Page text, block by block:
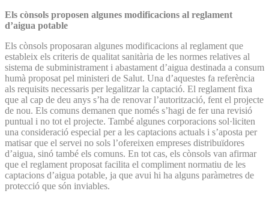
Els cònsols proposen algunes modificacions al reglament
d’aigua potable
Els cònsols proposaran algunes modificacions al reglament que
estableix els criteris de qualitat sanitària de les normes relatives al
sistema de subministrament i abastament d’aigua destinada a consum
humà proposat pel ministeri de Salut. Una d’aquestes fa referència
als requisits necessaris per legalitzar la captació. El reglament fixa
que al cap de deu anys s’ha de renovar l’autorització, fent el projecte
de nou. Els comuns demanen que només s’hagi de fer una revisió
puntual i no tot el projecte. També algunes corporacions sol·liciten
una consideració especial per a les captacions actuals i s’aposta per
matisar que el servei no sols l’ofereixen empreses distribuïdores
d’aigua, sinó també els comuns. En tot cas, els cònsols van afirmar
que el reglament proposat facilita el compliment normatiu de les
captacions d’aigua potable, ja que avui hi ha alguns paràmetres de
protecció que són inviables.